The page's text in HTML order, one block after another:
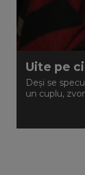
Uite pe
Deși se
un cuplu,